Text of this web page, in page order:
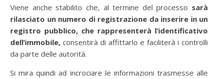
Viene anche stabilito che, al termine del processo sarà
rilasciato un numero di registrazione da inserire in un
registro pubblico, che rappresenterà l’identificativo
dell’immobile, consentirà di affittarlo e faciliterà i controlli
da parte delle autorità.
Si mira quindi ad incrociare le informazioni trasmesse alle